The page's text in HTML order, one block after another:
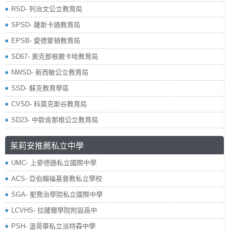
RSD- 列治文公立教育局
SPSD- 薩斯卡通教育局
EPSB- 愛德蒙頓教育局
SD67- 奧克那根撒卡哈教育局
NWSD- 新西敏公立教育局
SSD- 蘇克教育學區
CVSD- 科莫克斯谷教育局
SD23- 中歐肯那根公立教育局
茱莉安推薦私立中學
UMC- 上麥德遜私立國際中學
ACS- 亞伯賜福基督教私立學校
SGA- 聖喬治學院私立國際中學
LCVHS- 拉薩爾學院附設高中
PSH- 溫哥華私立派特森中學